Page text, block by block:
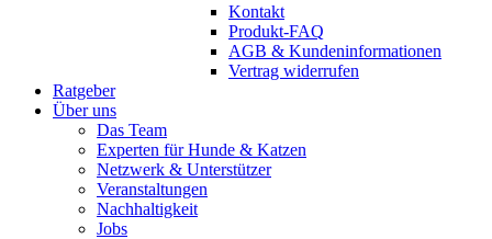
Kontakt
Produkt-FAQ
AGB & Kundeninformationen
Vertrag widerrufen
Ratgeber
Über uns
Das Team
Experten für Hunde & Katzen
Netzwerk & Unterstützer
Veranstaltungen
Nachhaltigkeit
Jobs